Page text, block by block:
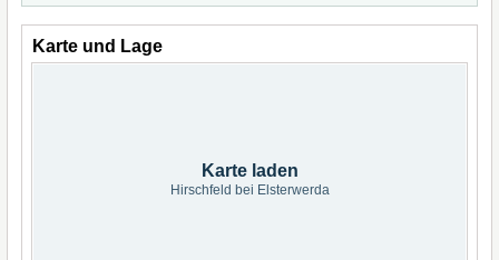
Karte und Lage
Karte laden
Hirschfeld bei Elsterwerda